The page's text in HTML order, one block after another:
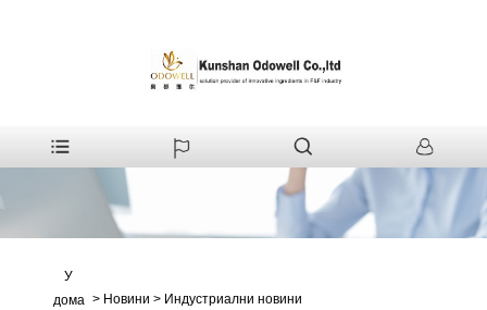
У
дома > Новини > Индустриални новини